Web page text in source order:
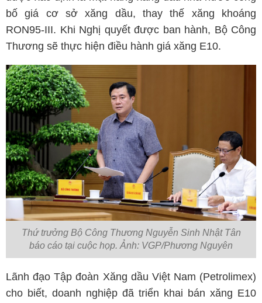
bố giá cơ sở xăng dầu, thay thế xăng khoáng
RON95-III. Khi Nghị quyết được ban hành, Bộ Công
Thương sẽ thực hiện điều hành giá xăng E10.
Thứ trưởng Bộ Công Thương Nguyễn Sinh Nhật Tân
báo cáo tại cuộc họp. Ảnh: VGP/Phương Nguyên
Lãnh đạo Tập đoàn Xăng dầu Việt Nam (Petrolimex)
cho biết, doanh nghiệp đã triển khai bán xăng E10